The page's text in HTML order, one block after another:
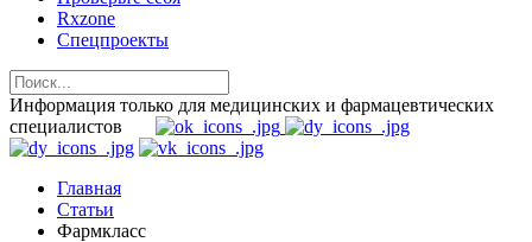
Rxzone
Спецпроекты
Информация только для медицинских и фармацевтических
специалистов
Главная
Статьи
Фармкласс